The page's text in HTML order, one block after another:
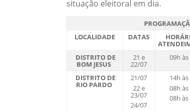
situação eleitoral em dia.
LOCALIDADE
DATAS
DISTRITO DE
BOM JESUS
21 e
22/07
09h às
DISTRITO DE
RIO PARDO
21/07
22 e
23/07
24/07
14h
08h às
08h às